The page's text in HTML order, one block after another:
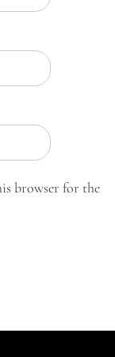
browser for the